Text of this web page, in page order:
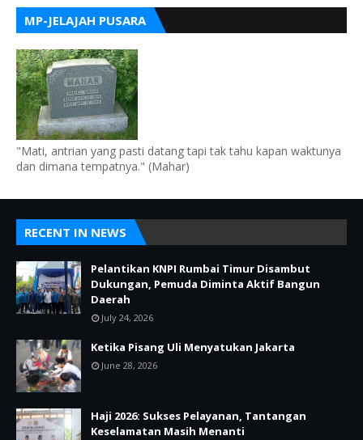
MP-JELAJAH PUSARA
"Mati, antrian yang pasti datang tapi tak tahu kapan waktunya
dan dimana tempatnya." (Mahar)
RECENT IN NEWS
Pelantikan KNPI Rumbai Timur Disambut
Dukungan, Pemuda Diminta Aktif Bangun
Daerah
July 24, 2026
Ketika Pisang Uli Menyatukan Jakarta
June 28, 2026
Haji 2026: Sukses Pelayanan, Tantangan
Keselamatan Masih Menanti